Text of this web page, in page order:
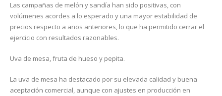
Las campañas de melón y sandía han sido positivas, con
volúmenes acordes a lo esperado y una mayor estabilidad de
precios respecto a años anteriores, lo que ha permitido cerrar el
ejercicio con resultados razonables.
Uva de mesa, fruta de hueso y pepita.
La uva de mesa ha destacado por su elevada calidad y buena
aceptación comercial, aunque con ajustes en producción en